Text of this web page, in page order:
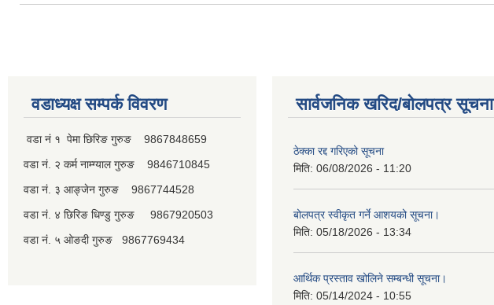
वडाध्यक्ष सम्पर्क विवरण
वडा नं १ पेमा छिरिङ गुरुङ 9867848659
वडा नं. २ कर्म नाम्ग्याल गुरुङ 9846710845
वडा नं. ३ आङ्जेन गुरुङ 9867744528
वडा नं. ४ छिरिङ धिण्डु गुरुङ 9867920503
वडा नं. ५ ओङदी गुरुङ 9867769434
सार्वजनिक खरिद/बोलपत्र सूचना
ठेक्का रद्द गरिएको सूचना
मिति: 06/08/2026 - 11:20
बोलपत्र स्वीकृत गर्ने आशयको सूचना।
मिति: 05/18/2026 - 13:34
आर्थिक प्रस्ताव खोलिने सम्बन्धी सूचना।
मिति: 05/14/2024 - 10:55